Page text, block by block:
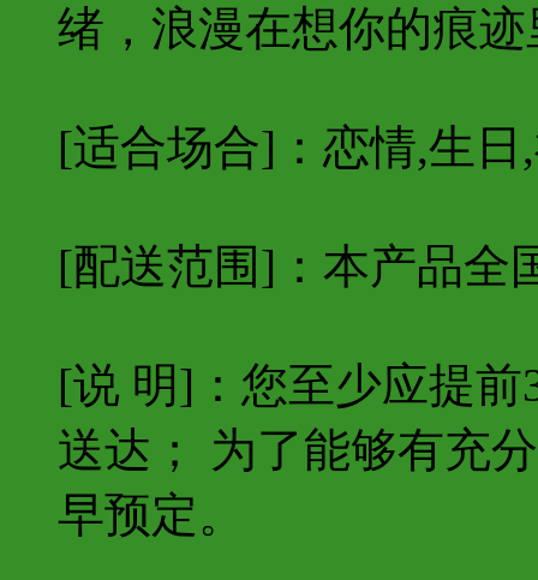
绪，浪漫在想你的痕迹
[适合场合]：恋情,生日
[配送范围]：本产品全
[说 明]：您至少应提
送达； 为了能够有充
早预定。